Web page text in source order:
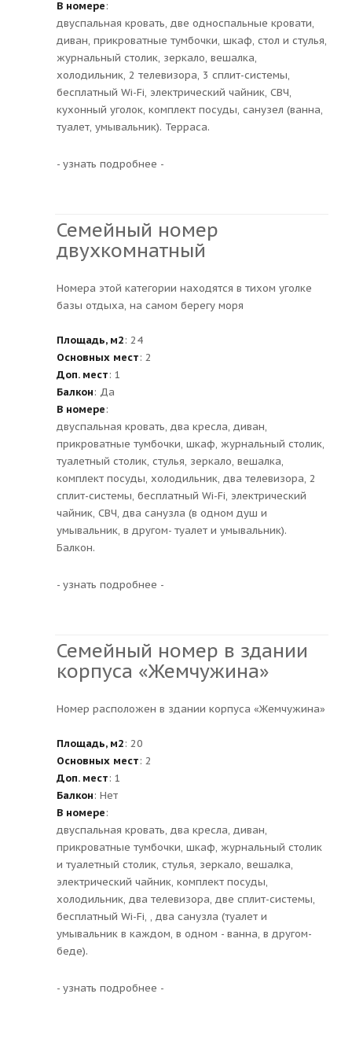
В номере:
двуспальная кровать, две односпальные кровати,
диван, прикроватные тумбочки, шкаф, стол и стулья,
журнальный столик, зеркало, вешалка,
холодильник, 2 телевизора, 3 сплит-системы,
бесплатный Wi-Fi, электрический чайник, СВЧ,
кухонный уголок, комплект посуды, санузел (ванна,
туалет, умывальник). Терраса.
- узнать подробнее -
Семейный номер
двухкомнатный
Номера этой категории находятся в тихом уголке
базы отдыха, на самом берегу моря
Площадь, м2: 24
Основных мест: 2
Доп. мест: 1
Балкон: Да
В номере:
двуспальная кровать, два кресла, диван,
прикроватные тумбочки, шкаф, журнальный столик,
туалетный столик, стулья, зеркало, вешалка,
комплект посуды, холодильник, два телевизора, 2
сплит-системы, бесплатный Wi-Fi, электрический
чайник, СВЧ, два санузла (в одном душ и
умывальник, в другом- туалет и умывальник).
Балкон.
- узнать подробнее -
Семейный номер в здании
корпуса «Жемчужина»
Номер расположен в здании корпуса «Жемчужина»
Площадь, м2: 20
Основных мест: 2
Доп. мест: 1
Балкон: Нет
В номере:
двуспальная кровать, два кресла, диван,
прикроватные тумбочки, шкаф, журнальный столик
и туалетный столик, стулья, зеркало, вешалка,
электрический чайник, комплект посуды,
холодильник, два телевизора, две сплит-системы,
бесплатный Wi-Fi, , два санузла (туалет и
умывальник в каждом, в одном - ванна, в другом-
беде).
- узнать подробнее -